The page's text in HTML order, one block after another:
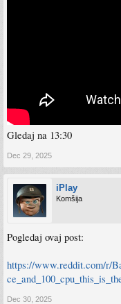
Gledaj na 13:30
Dec 29, 2025
iPlay
Komšija
Pogledaj ovaj post:
https://www.reddit.com/r/
Dec 30, 2025